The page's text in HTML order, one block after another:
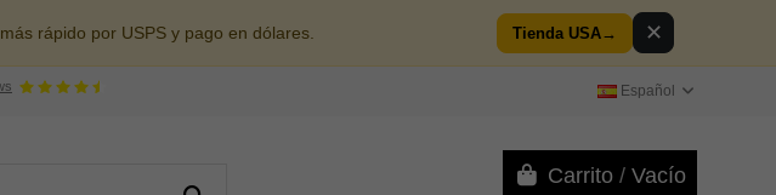
rápido por USPS y pago en dólares. Tienda USA→ ✕
Español
Carrito / Vacío